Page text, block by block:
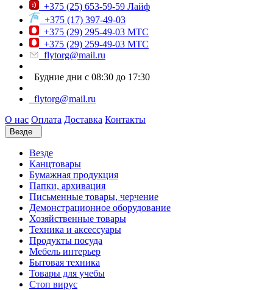
+375 (25) 653-59-59 Лайф
+375 (17) 397-49-03
+375 (29) 295-49-03 МТС
+375 (29) 259-49-03 МТС
flytorg@mail.ru
Будние дни с 08:30 до 17:30
flytorg@mail.ru
О нас Оплата Доставка Контакты
Везде
Везде
Канцтовары
Бумажная продукция
Папки, архивация
Письменные товары, черчение
Демонстрационное оборудование
Хозяйственные товары
Техника и аксессуары
Продукты посуда
Мебель интерьер
Бытовая техника
Товары для учебы
Стоп вирус